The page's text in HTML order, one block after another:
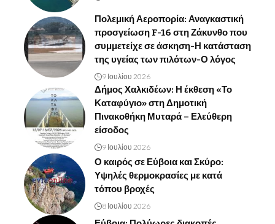
Πολεμική Αεροπορία: Αναγκαστική
προσγείωση F-16 στη Ζάκυνθο που
συμμετείχε σε άσκηση-Η κατάσταση
της υγείας των πιλότων-Ο λόγος
9 Ιουλίου 2026
Δήμος Χαλκιδέων: Η έκθεση «Το
Καταφύγιο» στη Δημοτική
Πινακοθήκη Μυταρά – Ελεύθερη
είσοδος
9 Ιουλίου 2026
Ο καιρός σε Εύβοια και Σκύρο:
Υψηλές θερμοκρασίες με κατά
τόπου βροχές
8 Ιουλίου 2026